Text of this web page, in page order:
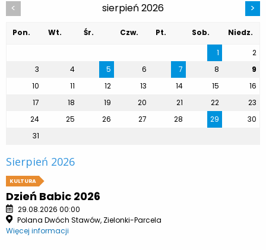
< sierpień 2026 >
Pon. Wt. Śr. Czw. Pt. Sob.
Niedz.
1
2
3
4 5 6 7 8
9
10
11 12 13 14 15
16
17
18 19 20 21 22
23
24
25 26 27 28 29
30
31
Sierpień 2026
KULTURA
Dzień Babic 2026
29.08.2026 00:00
Polana Dwóch Stawów, Zielonki-Parcela
Więcej informacji